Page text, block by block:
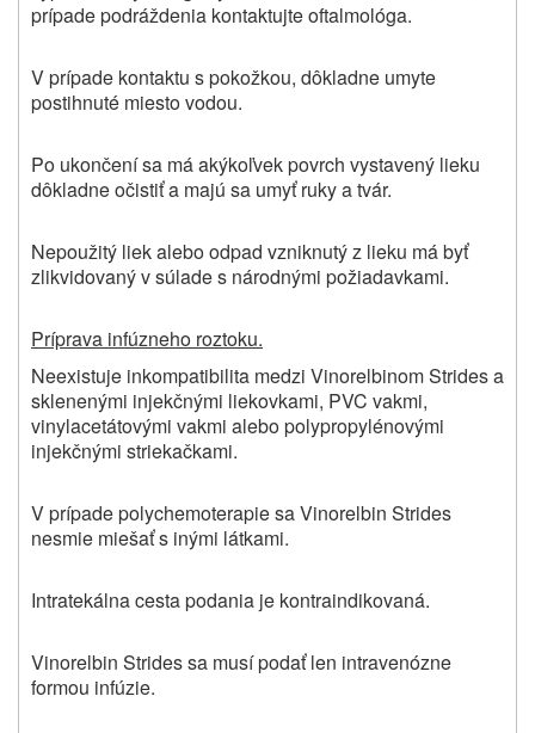
prípade podráždenia kontaktujte oftalmológa.
V prípade kontaktu s pokožkou, dôkladne umyte
postihnuté miesto vodou.
Po ukončení sa má akýkoľvek povrch vystavený lieku
dôkladne očistiť a majú sa umyť ruky a tvár.
Nepoužitý liek alebo odpad vzniknutý z lieku má byť
zlikvidovaný v súlade s národnými požiadavkami.
Príprava infúzneho roztoku.
Neexistuje inkompatibilita medzi Vinorelbinom Strides a
sklenenými injekčnými liekovkami, PVC vakmi,
vinylacetátovými vakmi alebo polypropylénovými
injekčnými striekačkami.
V prípade polychemoterapie sa Vinorelbin Strides
nesmie miešať s inými látkami.
Intratekálna cesta podania je kontraindikovaná.
Vinorelbin Strides sa musí podať len intravenózne
formou infúzie.